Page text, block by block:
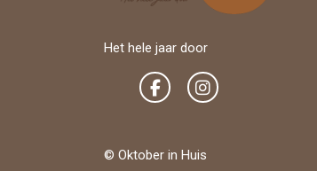
Het hele jaar door
© Oktober in Huis